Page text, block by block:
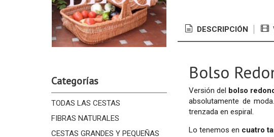
Categorías
TODAS LAS CESTAS
FIBRAS NATURALES
CESTAS GRANDES Y PEQUEÑAS
DESCRIPCIÓN
Bolso
Versión del bolso
absolutamente de
trenzada en espiral.
Lo tenemos en cuatro